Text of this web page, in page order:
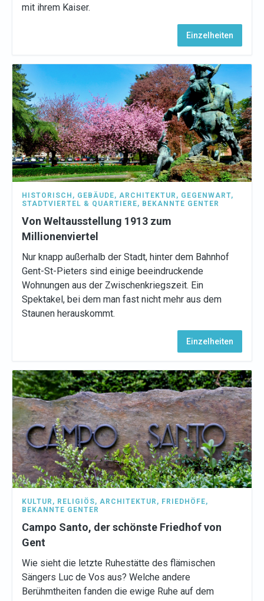
mit ihrem Kaiser.
Einzelheiten
HISTORISCH , GEBÄUDE, ARCHITEKTUR , GEGENWART,
STADTVIERTEL & QUARTIERE, BEKANNTE GENTER
Von Weltausstellung 1913 zum
Millionenviertel
Nur knapp außerhalb der Stadt, hinter dem Bahnhof
Gent-St-Pieters sind einige beeindruckende
Wohnungen aus der Zwischenkriegszeit. Ein
Spektakel, bei dem man fast nicht mehr aus dem
Staunen herauskommt.
Einzelheiten
KULTUR , RELIGIÖS, ARCHITEKTUR , FRIEDHÖFE,
BEKANNTE GENTER
Campo Santo, der schönste Friedhof von
Gent
Wie sieht die letzte Ruhestätte des flämischen
Sängers Luc de Vos aus? Welche andere
Berühmtheiten fanden die ewige Ruhe auf dem